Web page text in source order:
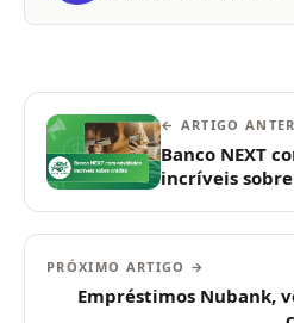
← ARTIGO
Banco NEXT
incríveis
PRÓXIMO ARTIGO →
Empréstimos Nubank,